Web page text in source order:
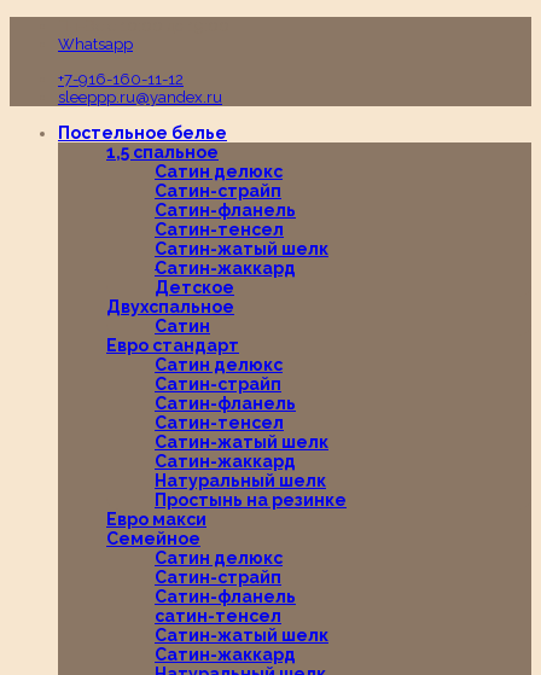
Whatsapp
+7-916-160-11-12
sleeppp.ru@yandex.ru
Постельное белье
1,5 спальное
Сатин делюкс
Сатин-страйп
Сатин-фланель
Сатин-тенсел
Сатин-жатый шелк
Сатин-жаккард
Детское
Двухспальное
Сатин
Евро стандарт
Сатин делюкс
Сатин-страйп
Сатин-фланель
Сатин-тенсел
Сатин-жатый шелк
Сатин-жаккард
Натуральный шелк
Простынь на резинке
Евро макси
Семейное
Сатин делюкс
Сатин-страйп
Сатин-фланель
сатин-тенсел
Сатин-жатый шелк
Сатин-жаккард